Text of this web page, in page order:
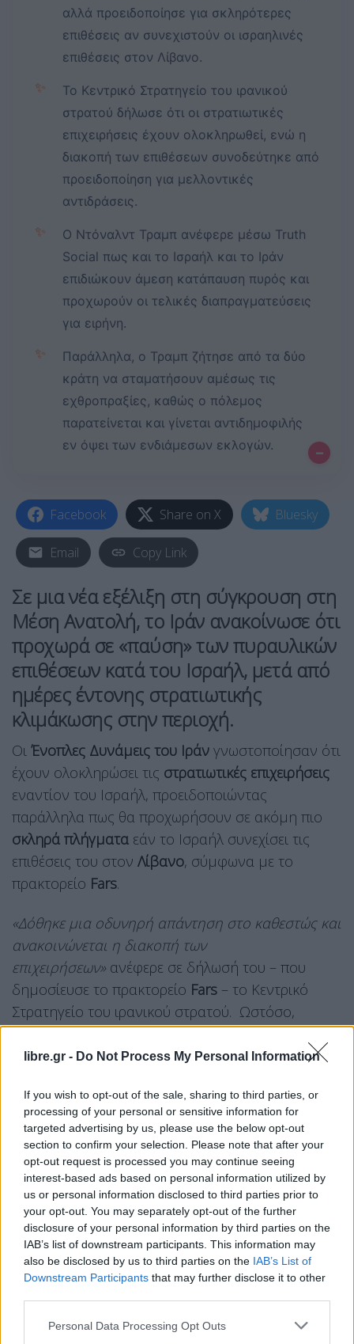
libre.gr - Do Not Process My Personal Information
If you wish to opt-out of the sale, sharing to third parties, or
processing of your personal or sensitive information for
targeted advertising by us, please use the below opt-out
section to confirm your selection. Please note that after your
opt-out request is processed you may continue seeing
interest-based ads based on personal information utilized by
us or personal information disclosed to third parties prior to
your opt-out. You may separately opt-out of the further
disclosure of your personal information by third parties on the
IAB’s list of downstream participants. This information may
also be disclosed by us to third parties on the IAB’s List of
Downstream Participants that may further disclose it to other
Personal Data Processing Opt Outs
αλλά προειδοποίησε για σκληρότερες
επιθέσεις αν συνεχιστούν οι ισραηλινές
επιθέσεις στον Λίβανο.
✨
Το Κεντρικό Στρατηγείο του ιρανικού
στρατού δήλωσε ότι οι στρατιωτικές
επιχειρήσεις έχουν ολοκληρωθεί, ενώ η
διακοπή των επιθέσεων συνοδεύτηκε από
προειδοποίηση για μελλοντικές
αντιδράσεις.
✨
Ο Ντόναλντ Τραμπ ανέφερε μέσω Truth
Social πως και το Ισραήλ και το Ιράν
επιδιώκουν άμεση κατάπαυση πυρός και
προχωρούν οι τελικές διαπραγματεύσεις
για ειρήνη.
✨
Παράλληλα, ο Τραμπ ζήτησε από τα δύο
κράτη να σταματήσουν αμέσως τις
εχθροπραξίες, καθώς ο πόλεμος
παρατείνεται και γίνεται αντιδημοφιλής
εν όψει των ενδιάμεσων εκλογών.
–
Facebook Share on X Bluesky
Email Copy Link
Σε μια νέα εξέλιξη στη σύγκρουση στη
Μέση Ανατολή, το Ιράν ανακοίνωσε ότι
προχωρά σε «παύση» τωνπυραυλικών
επιθέσεων κατά του Ισραήλ, μετά από
ημέρες έντονης στρατιωτικής
κλιμάκωσης στην περιοχή.
Οι Ένοπλες Δυνάμεις του Ιράν γνωστοποίησαν ότι
έχουν ολοκληρώσει τις στρατιωτικές επιχειρήσεις
εναντίον του Ισραήλ, προειδοποιώντας
παράλληλα πως θα προχωρήσουν σε ακόμη πιο
σκληρά πλήγματα εάν το Ισραήλ συνεχίσει τις
επιθέσεις του στον Λίβανο, σύμφωνα με το
πρακτορείο Fars.
«Δόθηκε μια οδυνηρή απάντηση στο καθεστώς και
ανακοινώνεται η διακοπή των
επιχειρήσεων» ανέφερε σε δήλωσή του – που
δημοσίευσε το πρακτορείο Fars – το Κεντρικό
Στρατηγείο του ιρανικού στρατού. Ωστόσο,
προειδοποίησε για «σκληρότερες» επιθέσεις σε
περίπτωση που το Ισραήλ ξαναρχίσει τις επιθέσεις
Νωρίτερα, οΝτόναλντ Τραμπέκανε γνωστό μέσω
του Truth Social ότι «τόσο το Ισραήλ όσο και το
Ιράν» επιδιώκουν «μία άμεση κατάπαυση του
πυρός» και ότι οι «τελικές» διαπραγματεύσεις για
την «ειρήνη» «προοδεύουν».
«Και οι δύο πλευρές, το Ισραήλ και το Ιράν,
επιδιώκουν μια άμεση ΚΑΤΑΠΑΥΣΗ ΤΟΥ ΠΥΡΟΣ! Οι
τελικές διαπραγματεύσεις για την “Ειρήνη”
προχωρούν, εκτός αν η άγνοια ή η ανοησία
σταθούν εμπόδιο. Ο αποκλεισμός θα παραμείνει